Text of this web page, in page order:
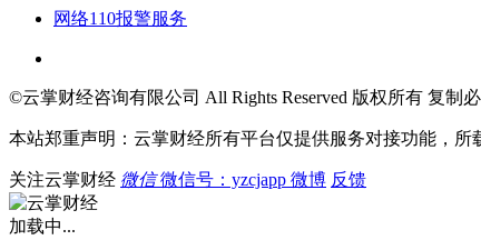
网络110报警服务
©云掌财经咨询有限公司 All Rights Reserved 版权所有 复制
本站郑重声明：云掌财经所有平台仅提供服务对接功能，
关注云掌财经 微信 微信号：yzcjapp 微博 反馈
加载中...